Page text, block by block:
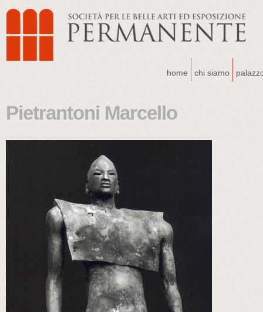
home chi siamo
Pietrantoni Marcello